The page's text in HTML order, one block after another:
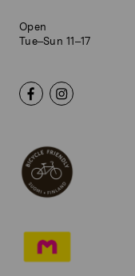
Open
Tue–Sun 11–17